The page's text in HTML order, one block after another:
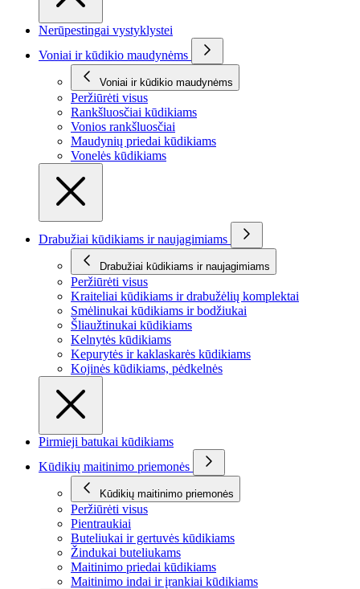
Nerūpestingai vystyklystei
Voniai ir kūdikio maudynėms
Voniai ir kūdikio maudynėms
Peržiūrėti visus
Rankšluosčiai kūdikiams
Vonios rankšluosčiai
Maudynių priedai kūdikiams
Vonelės kūdikiams
Drabužiai kūdikiams ir naujagimiams
Drabužiai kūdikiams ir naujagimiams
Peržiūrėti visus
Kraiteliai kūdikiams ir drabužėlių komplektai
Smėlinukai kūdikiams ir bodžiukai
Šliaužtinukai kūdikiams
Kelnytės kūdikiams
Kepurytės ir kaklaskarės kūdikiams
Kojinės kūdikiams, pėdkelnės
Pirmieji batukai kūdikiams
Kūdikių maitinimo priemonės
Kūdikių maitinimo priemonės
Peržiūrėti visus
Pientraukiai
Buteliukai ir gertuvės kūdikiams
Žindukai buteliukams
Maitinimo priedai kūdikiams
Maitinimo indai ir įrankiai kūdikiams